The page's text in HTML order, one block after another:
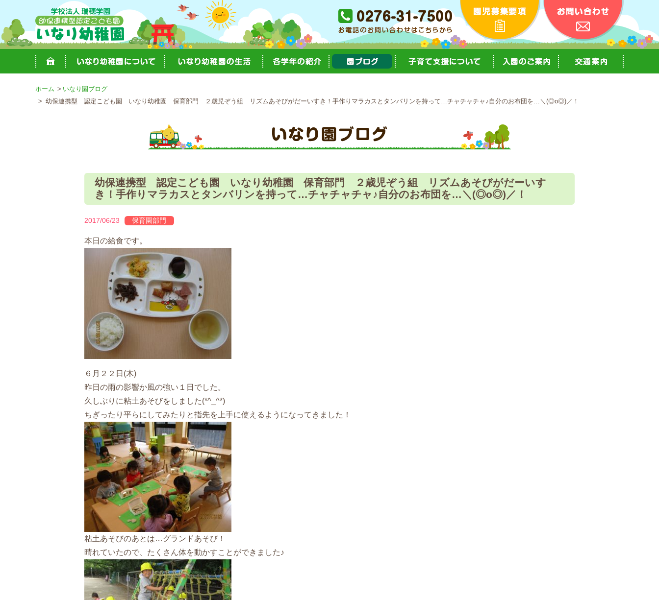
ホーム
いなり園ブログ
幼保連携型 認定こども園 いなり幼稚園 保育部門 ２歳児ぞう組 リズムあそびがだーいすき！手作りマラカスとタンバリンを持って…チャチャチャ♪自分のお布団を…＼(◎o◎)／！
幼保連携型 認定こども園 いなり幼稚園 保育部門 ２歳児ぞう組 リズムあそびがだーいす
き！手作りマラカスとタンバリンを持って…チャチャチャ♪自分のお布団を…＼(◎o◎)／！
2017/06/23 保育園部門
本日の給食です。
６月２２日(木)
昨日の雨の影響か風の強い１日でした。
久しぶりに粘土あそびをしました(*^_^*)
ちぎったり平らにしてみたりと指先を上手に使えるようになってきました！
粘土あそびのあとは…グランドあそび！
晴れていたので、たくさん体を動かすことができました♪